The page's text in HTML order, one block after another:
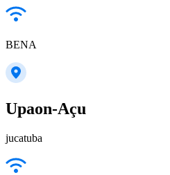
BENA
Upaon-Açu
jucatuba